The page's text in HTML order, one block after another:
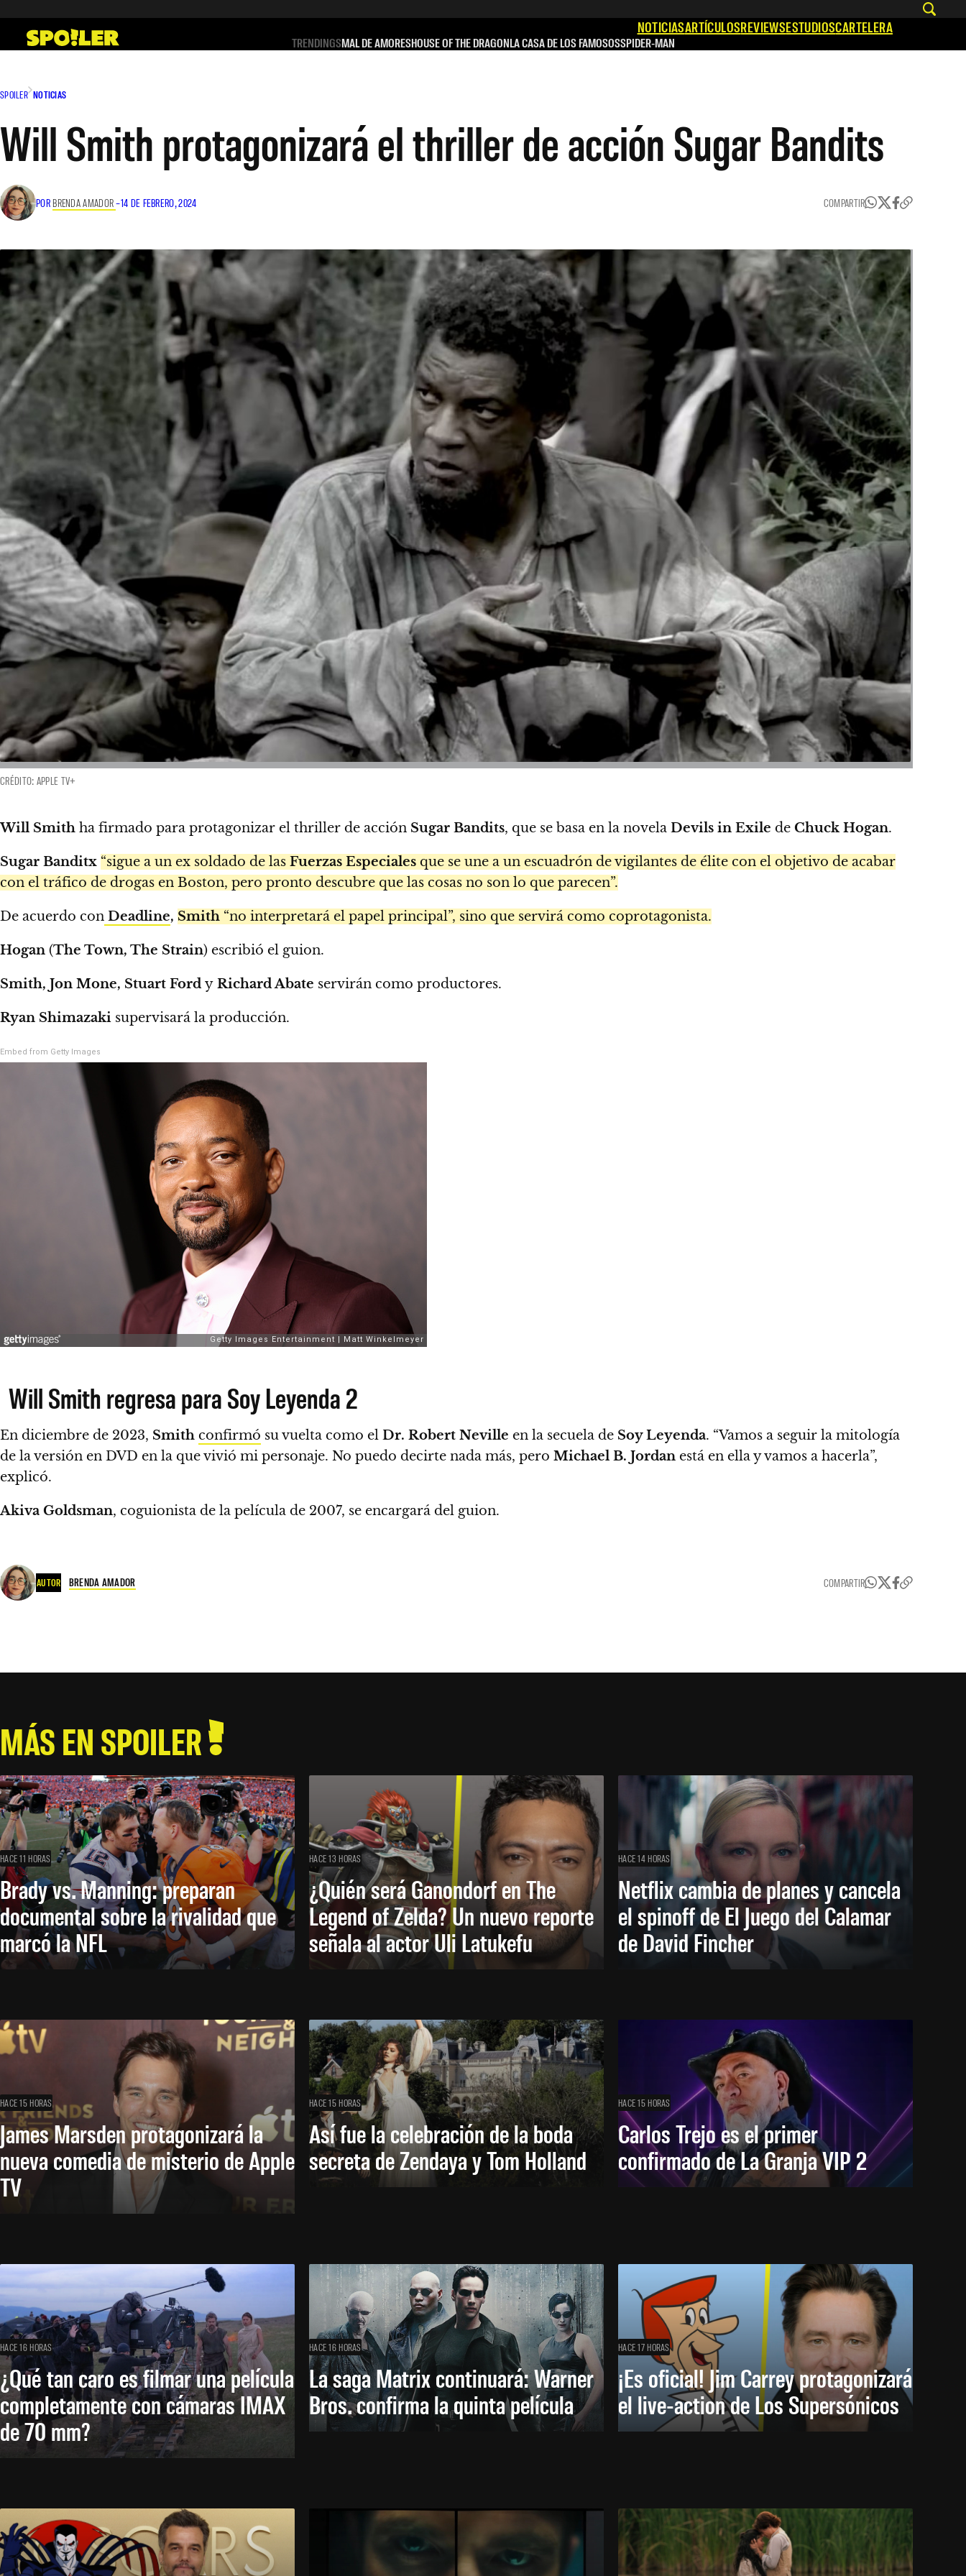
contenido
NOTICIASARTÍCULOSREVIEWSESTUDIOSCARTELERA
TRENDINGSMAL DE AMORESHOUSE OF THE DRAGONLA CASA DE LOS FAMOSOSSPIDER-MAN
SPOILER NOTICIAS
Will Smith protagonizará el thriller de acción Sugar Bandits
POR BRENDA AMADOR–14 DE FEBRERO, 2024 COMPARTIR
CRÉDITO: APPLE TV+
Will Smith ha firmado para protagonizar el thriller de acción Sugar Bandits, que se basa en la novela Devils in Exile de Chuck Hogan.
Sugar Banditx “sigue a un ex soldado de las Fuerzas Especiales que se une a un escuadrón de vigilantes de élite con el objetivo de acabar
con el tráfico de drogas en Boston, pero pronto descubre que las cosas no son lo que parecen”.
De acuerdo con Deadline, Smith “no interpretará el papel principal”, sino que servirá como coprotagonista.
Hogan (The Town, The Strain) escribió el guion.
Smith, Jon Mone, Stuart Ford y Richard Abate servirán como productores.
Ryan Shimazaki supervisará la producción.
Embed from Getty Images
Will Smith regresa para Soy Leyenda 2
En diciembre de 2023, Smith confirmó su vuelta como el Dr. Robert Neville en la secuela de Soy Leyenda. “Vamos a seguir la mitología
de la versión en DVD en la que vivió mi personaje. No puedo decirte nada más, pero Michael B. Jordan está en ella y vamos a hacerla”,
explicó.
Akiva Goldsman, coguionista de la película de 2007, se encargará del guion.
AUTOR BRENDA AMADOR COMPARTIR
MÁS EN SPOILER
HACE 11 HORAS
Brady vs. Manning: preparan
documental sobre la rivalidad que
marcó la NFL
HACE 13 HORAS
¿Quién será Ganondorf en The
Legend of Zelda? Un nuevo reporte
señala al actor Uli Latukefu
HACE 14 HORAS
Netflix cambia de planes y cancela
el spinoff de El Juego del Calamar
de David Fincher
HACE 15 HORAS
James Marsden protagonizará la
nueva comedia de misterio de Apple
TV
HACE 15 HORAS
Así fue la celebración de la boda
secreta de Zendaya y Tom Holland
HACE 15 HORAS
Carlos Trejo es el primer
confirmado de La Granja VIP 2
HACE 16 HORAS
¿Qué tan caro es filmar una película
completamente con cámaras IMAX
de 70 mm?
HACE 16 HORAS
La saga Matrix continuará: Warner
Bros. confirma la quinta película
HACE 17 HORAS
¡Es oficial! Jim Carrey protagonizará
el live-action de Los Supersónicos